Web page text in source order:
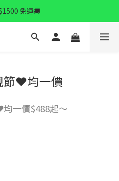
提精華限時特惠中
免運🚚
提精華限時特惠中
節❤️均一價
一價$488起～